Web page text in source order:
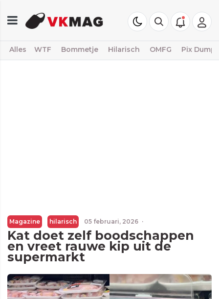
Alles WTF Bommetje Hilarisch OMFG Pix Dump
Magazine hilarisch 05 februari, 2026 ·
Kat doet zelf boodschappen
en vreet rauwe kip uit de
supermarkt